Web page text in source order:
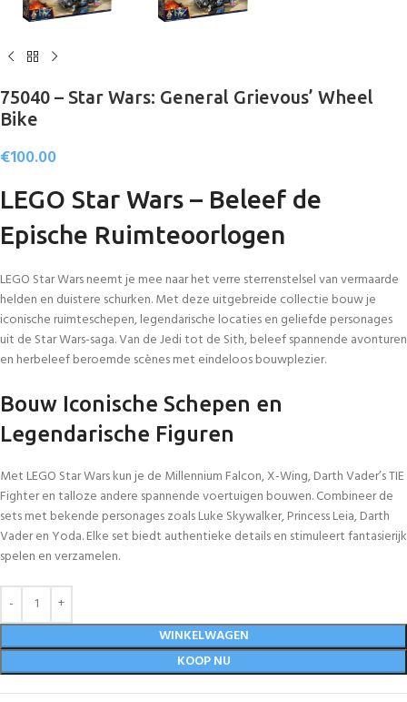
75040 – Star Wars: General Grievous’ Wheel
Bike
€100.00
LEGO Star Wars – Beleef de
Epische Ruimteoorlogen
LEGO Star Wars neemt je mee naar het verre sterrenstelsel van vermaarde
helden en duistere schurken. Met deze uitgebreide collectie bouw je
iconische ruimteschepen, legendarische locaties en geliefde personages
uit de Star Wars-saga. Van de Jedi tot de Sith, beleef spannende avonturen
en herbeleef beroemde scènes met eindeloos bouwplezier.
Bouw Iconische Schepen en
Legendarische Figuren
Met LEGO Star Wars kun je de Millennium Falcon, X-Wing, Darth Vader’s TIE
Fighter en talloze andere spannende voertuigen bouwen. Combineer de
sets met bekende personages zoals Luke Skywalker, Princess Leia, Darth
Vader en Yoda. Elke set biedt authentieke details en stimuleert fantasierijk
spelen en verzamelen.
WINKELWAGEN
KOOP NU